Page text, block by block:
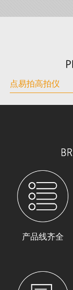
点易拍高拍仪
产品线齐全